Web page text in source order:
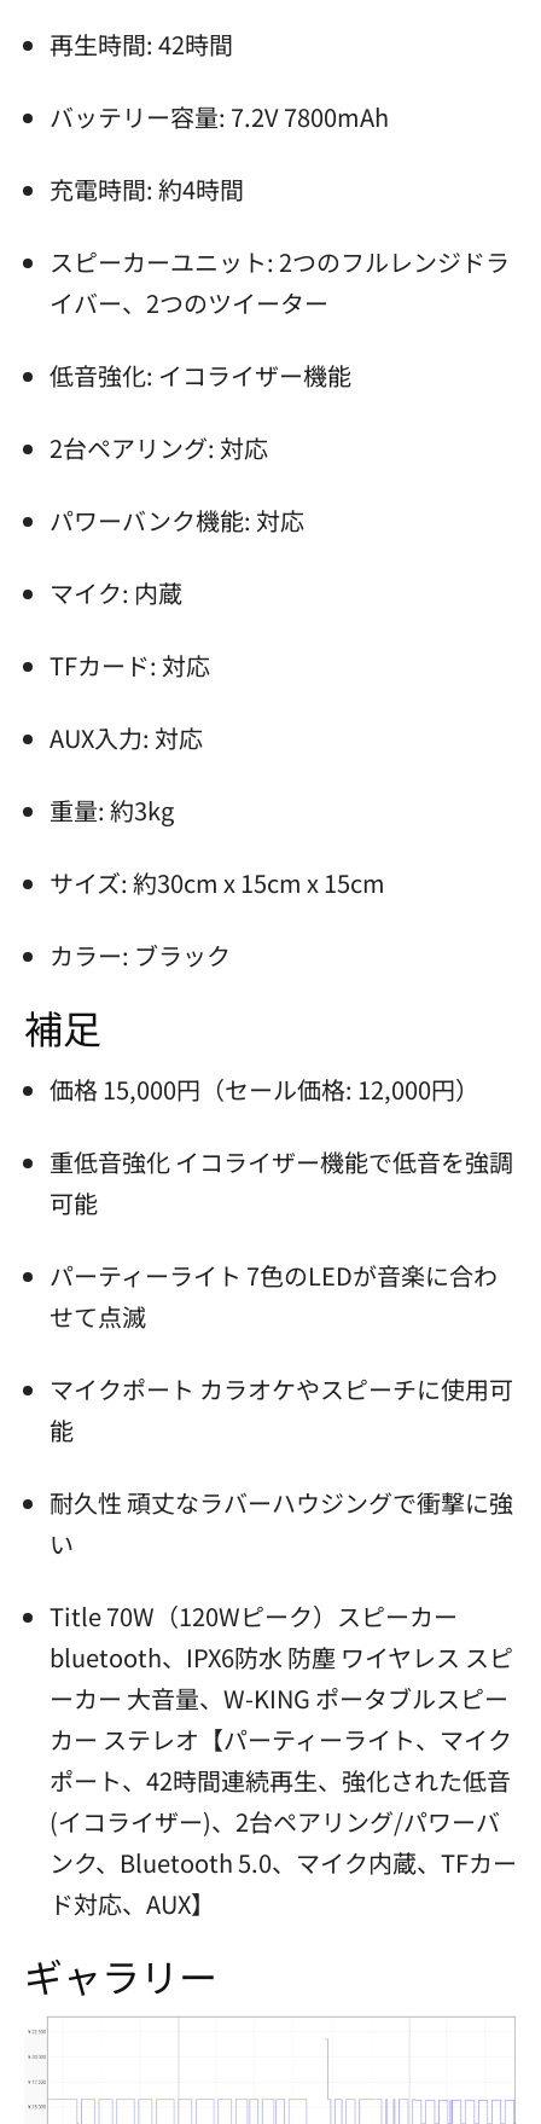
再生時間: 42時間
バッテリー容量: 7.2V 7800mAh
充電時間: 約4時間
スピーカーユニット: 2つのフルレンジドラ
イバー、2つのツイーター
低音強化: イコライザー機能
2台ペアリング: 対応
パワーバンク機能: 対応
マイク: 内蔵
TFカード: 対応
AUX入力: 対応
重量: 約3kg
サイズ: 約30cm x 15cm x 15cm
カラー: ブラック
補足
価格 15,000円（セール価格: 12,000円）
重低音強化 イコライザー機能で低音を強調
可能
パーティーライト 7色のLEDが音楽に合わ
せて点滅
マイクポート カラオケやスピーチに使用可
能
耐久性 頑丈なラバーハウジングで衝撃に強
い
Title 70W（120Wピーク）スピーカー
bluetooth、IPX6防水 防塵 ワイヤレス スピ
ーカー 大音量、W-KING ポータブルスピー
カー ステレオ【パーティーライト、マイク
ポート、42時間連続再生、強化された低音
(イコライザー)、2台ペアリング/パワーバ
ンク、Bluetooth 5.0、マイク内蔵、TFカー
ド対応、AUX】
ギャラリー